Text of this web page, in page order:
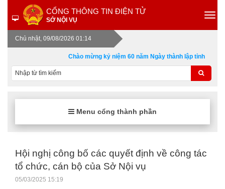
CỔNG THÔNG TIN ĐIỆN TỬ
SỞ NỘI VỤ
Chủ nhật, 09/08/2026 01:14
Chào mừng kỷ niệm 60 năm Ngày thành lập tỉnh Quảng
Menu cổng thành phần
Hội nghị công bố các quyết định về công tác
tổ chức, cán bộ của Sở Nội vụ
05/03/2025 15:19